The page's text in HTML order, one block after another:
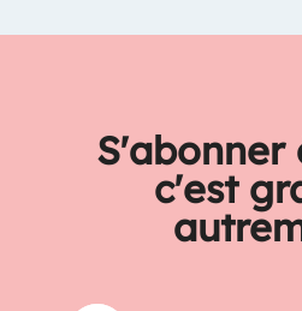
S'abonner
c'est